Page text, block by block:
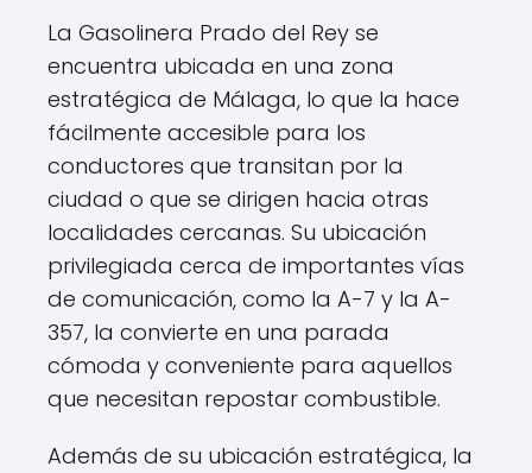
La Gasolinera Prado del Rey se
encuentra ubicada en una zona
estratégica de Málaga, lo que la hace
fácilmente accesible para los
conductores que transitan por la
ciudad o que se dirigen hacia otras
localidades cercanas. Su ubicación
privilegiada cerca de importantes vías
de comunicación, como la A-7 y la A-
357, la convierte en una parada
cómoda y conveniente para aquellos
que necesitan repostar combustible.
Además de su ubicación estratégica, la